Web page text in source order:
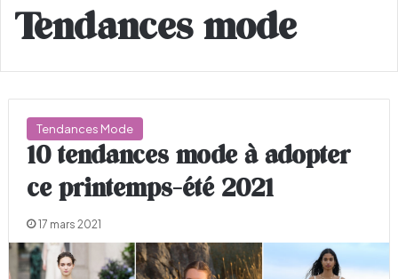
Tendances mode
Tendances Mode
10 tendances mode à adopter
ce printemps-été 2021
17 mars 2021